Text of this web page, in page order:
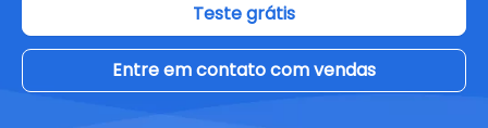
Teste grátis
Entre em contato com vendas